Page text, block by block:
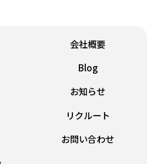
会社概要
Blog
お知らせ
リクルート
お問い合わせ